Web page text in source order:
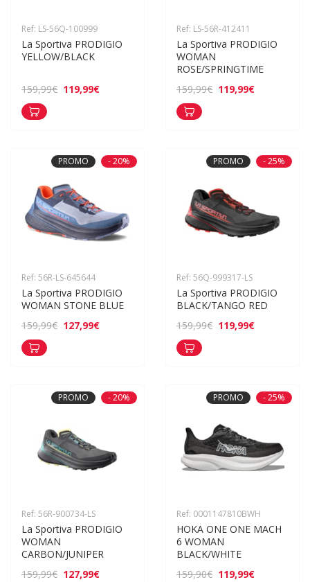
Ref: LS-56Q-100999
La Sportiva PRODIGIO
YELLOW/BLACK
159,99€ 119,99€
Ref: LS-56R-412411
La Sportiva PRODIGIO
WOMAN
ROSE/SPRINGTIME
159,99€ 119,99€
PROMO - 20%
Ref: 56R-LS-645644
La Sportiva PRODIGIO
WOMAN STONE BLUE
159,99€ 127,99€
PROMO - 25%
Ref: 56Q-999317-LS
La Sportiva PRODIGIO
BLACK/TANGO RED
159,99€ 119,99€
PROMO - 20%
Ref: 56R-900734-LS
La Sportiva PRODIGIO
WOMAN
CARBON/JUNIPER
159,99€ 127,99€
PROMO - 25%
Ref: 0001147810BWH
HOKA ONE ONE MACH
6 WOMAN
BLACK/WHITE
159,90€ 119,99€